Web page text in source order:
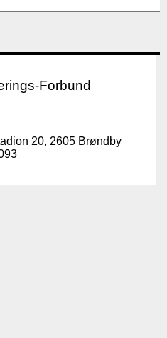
Forbund
20, 2605 Brøndby